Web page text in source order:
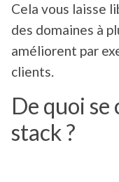
Cela vous laisse
des domaines à
améliorent par
clients.
De quoi se
stack ?